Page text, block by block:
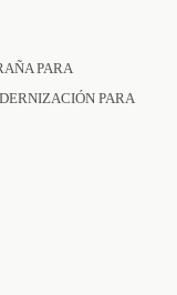
PARA
PARA